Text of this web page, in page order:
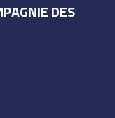
DES